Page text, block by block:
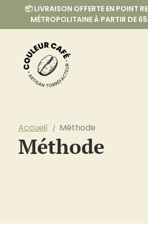
📦 LIVRAISON OFFERTE EN POINT
MÉTROPOLITAINE À PARTIR DE
Accueil Méthode
Méthode